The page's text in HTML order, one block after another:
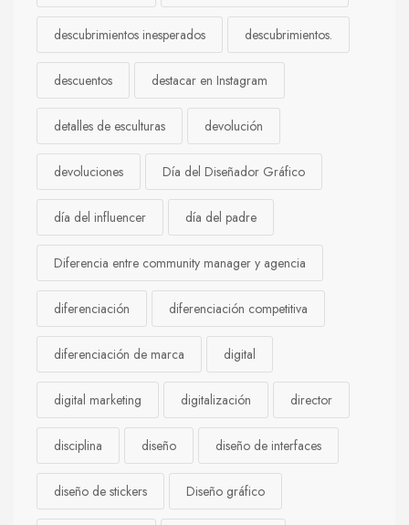
descubrimientos inesperados descubrimientos.
descuentos destacar en Instagram
detalles de esculturas devolución
devoluciones Día del Diseñador Gráfico
día del influencer día del padre
Diferencia entre community manager y agencia
diferenciación diferenciación competitiva
diferenciación de marca digital
digital marketing digitalización director
disciplina diseño diseño de interfaces
diseño de stickers Diseño gráfico